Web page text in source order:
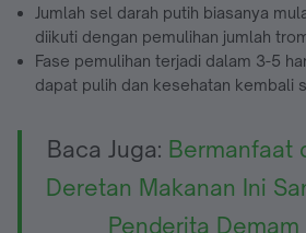
Jumlah sel darah putih biasanya
diikuti dengan pemulihan jumlah
Fase pemulihan terjadi dalam 3-5
dapat pulih dan kesehatan kembali
Baca Juga: Bermanfaat
Deretan Makanan Ini
Penderita Demam